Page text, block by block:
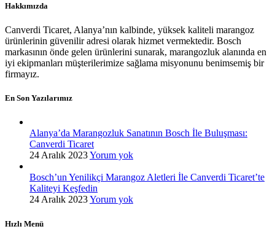
Hakkımızda
Canverdi Ticaret, Alanya’nın kalbinde, yüksek kaliteli marangoz
ürünlerinin güvenilir adresi olarak hizmet vermektedir. Bosch
markasının önde gelen ürünlerini sunarak, marangozluk alanında en
iyi ekipmanları müşterilerimize sağlama misyonunu benimsemiş bir
firmayız.
En Son Yazılarımız
Alanya’da Marangozluk Sanatının Bosch İle Buluşması:
Canverdi Ticaret
24 Aralık 2023Yorum yok
Bosch’un Yenilikçi Marangoz Aletleri İle Canverdi Ticaret’te
Kaliteyi Keşfedin
24 Aralık 2023Yorum yok
Hızlı Menü